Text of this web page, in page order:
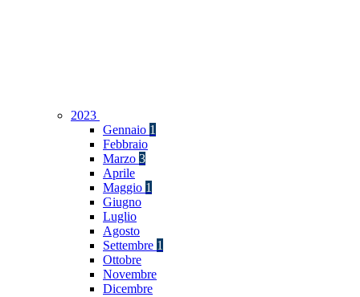
2023
Gennaio 1
Febbraio
Marzo 3
Aprile
Maggio 1
Giugno
Luglio
Agosto
Settembre 1
Ottobre
Novembre
Dicembre